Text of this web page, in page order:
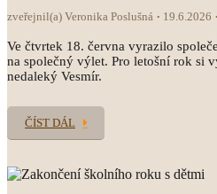
zveřejnil(a) Veronika Poslušná 19.6.2026
Ve čtvrtek 18. června vyrazilo
na společný výlet. Pro letošní rok si
nedaleký Vesmír.
ČÍST DÁL